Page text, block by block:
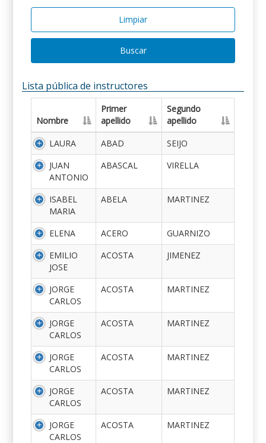
Limpiar
Buscar
Lista pública de instructores
Nombre
Primer
apellido
Segundo
apellido
LAURA
ABAD
SEIJO
JUAN
ANTONIO
ABASCAL VIRELLA
ISABEL
MARIA
ABELA MARTINEZ
ELENA ACERO
GUARNIZO
EMILIO
JOSE
ACOSTA JIMENEZ
JORGE
CARLOS
ACOSTA MARTINEZ
JORGE
CARLOS
ACOSTA MARTINEZ
JORGE
CARLOS
ACOSTA MARTINEZ
JORGE
CARLOS
ACOSTA MARTINEZ
JORGE
CARLOS
ACOSTA MARTINEZ